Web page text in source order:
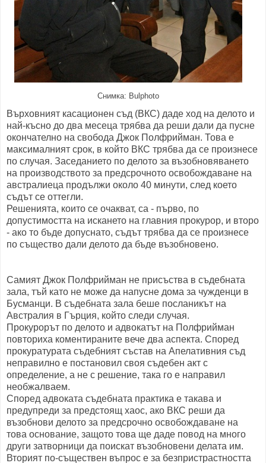
Снимка: Bulphoto
Върховният касационен съд (ВКС) даде ход на делото и
най-късно до два месеца трябва да реши дали да пусне
окончателно на свобода Джок Полфрийман. Това е
максималният срок, в който ВКС трябва да се произнесе
по случая. Заседанието по делото за възобновяването
на производството за предсрочното освобождаване на
австралиеца продължи около 40 минути, след което
съдът се оттегли.
Решенията, които се очакват, са - първо, по
допустимостта на искането на главния прокурор, и второ
- ако то бъде допуснато, съдът трябва да се произнесе
по същество дали делото да бъде възобновено.
Самият Джок Полфрийман не присъства в съдебната
зала, тъй като не може да напусне дома за чужденци в
Бусманци. В съдебната зала беше посланикът на
Австралия в Гърция, който следи случая.
Прокурорът по делото и адвокатът на Полфрийман
повториха коментираните вече два аспекта. Според
прокуратурата съдебният състав на Апелативния съд
неправилно е постановил своя съдебен акт с
определение, а не с решение, така го е направил
необжалваем.
Според адвоката съдебната практика е такава и
предупреди за предстоящ хаос, ако ВКС реши да
възобнови делото за предсрочно освобождаване на
това основание, защото това ще даде повод на много
други затворници да поискат възобновени делата им.
Вторият по-съществен въпрос е за безпристрастността